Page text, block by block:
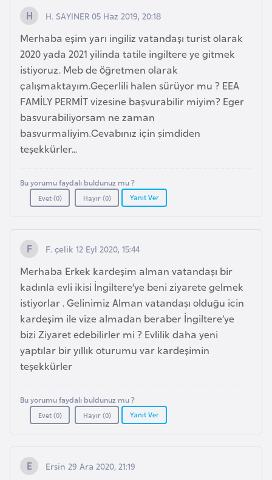
H. SAYINER 05 Haz 2019, 20:18
Merhaba eşim yarı ingiliz vatandaşı turist olarak
2020 yada 2021 yilinda tatile ingiltere ye gitmek
istiyoruz. Meb de öğretmen olarak
çalışmaktayım.Geçerlili halen sürüyor mu ? EEA
FAMİLY PERMİT vizesine başvurabilir miyim? Eger
basvurabiliyorsam ne zaman
basvurmaliyim.Cevabınız için şimdiden
teşekkürler...
Bu yorumu faydalı buldunuz mu ?
Evet (0) Hayır (0) Yanıt Ver
F. çelik 12 Eyl 2020, 15:44
Merhaba Erkek kardeşim alman vatandaşı bir
kadınla evli ikisi İngiltere’ye beni ziyarete gelmek
istiyorlar . Gelinimiz Alman vatandaşı olduğu icin
kardeşim ile vize almadan beraber İngiltere’ye
bizi Ziyaret edebilirler mi ? Evlilik daha yeni
yaptılar bir yıllık oturumu var kardeşimin
teşekkürler
Bu yorumu faydalı buldunuz mu ?
Evet (0) Hayır (0) Yanıt Ver
Ersin 29 Ara 2020, 21:19
F
a
s
o
Ç
a
d
m
h
u
r
i
y
e
t
i
C
z
a
y